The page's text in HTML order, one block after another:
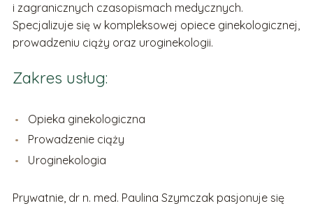
i zagranicznych czasopismach medycznych.
Specjalizuje się w kompleksowej opiece ginekologicznej,
prowadzeniu ciąży oraz uroginekologii.
Zakres usług:
Opieka ginekologiczna
Prowadzenie ciąży
Uroginekologia
Prywatnie, dr n. med. Paulina Szymczak pasjonuje się